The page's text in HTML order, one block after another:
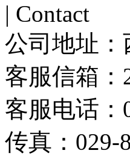
| Contact
公司地址：
客服信箱：
客服电话：
传真： 029-